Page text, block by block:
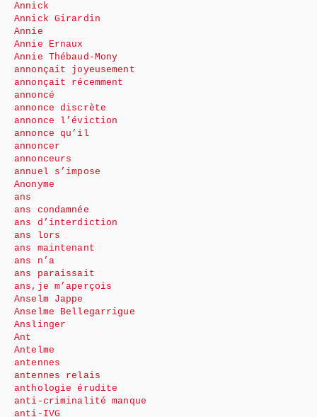
Annick
Annick Girardin
Annie
Annie Ernaux
Annie Thébaud-Mony
annonçait joyeusement
annonçait récemment
annoncé
annonce discrète
annonce l’éviction
annonce qu’il
annoncer
annonceurs
annuel s’impose
Anonyme
ans
ans condamnée
ans d’interdiction
ans lors
ans maintenant
ans n’a
ans paraissait
ans,je m’aperçois
Anselm Jappe
Anselme Bellegarrigue
Anslinger
Ant
Antelme
antennes
antennes relais
anthologie érudite
anti-criminalité manque
anti-IVG